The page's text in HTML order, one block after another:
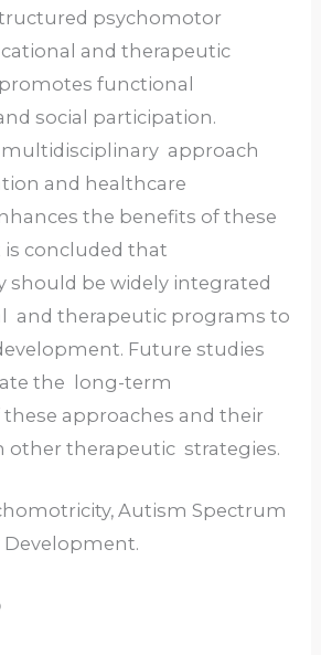
psychomotor
and therapeutic
functional
social participation.
approach
and healthcare
the benefits of these
concluded that
should be widely integrated
and therapeutic programs to
Future studies
the long-term
these approaches and their
other therapeutic strategies.
Autism Spectrum
Development.